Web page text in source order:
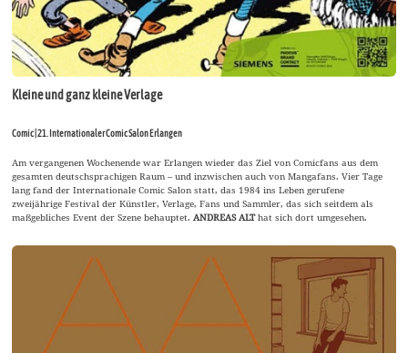
Kleine und ganz kleine Verlage
Comic | 21. Internationaler Comic Salon Erlangen
Am vergangenen Wochenende war Erlangen wieder das Ziel von Comicfans aus dem
gesamten deutschsprachigen Raum – und inzwischen auch von Mangafans. Vier Tage
lang fand der Internationale Comic Salon statt, das 1984 ins Leben gerufene
zweijährige Festival der Künstler, Verlage, Fans und Sammler, das sich seitdem als
maßgebliches Event der Szene behauptet. ANDREAS ALThat sich dort umgesehen.